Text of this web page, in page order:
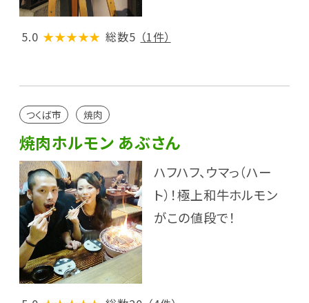
5.0 ★★★★★ 総数5 （1件）
つくば市 焼肉
焼肉ホルモン あぶさん
ハフハフ、ウマっ（ハー
ト）！極上和牛ホルモン
がこの値段で！